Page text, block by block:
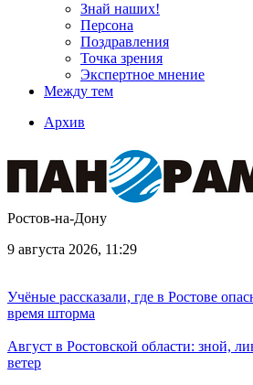
Знай наших!
Персона
Поздравления
Точка зрения
Экспертное мнение
Между тем
Архив
Ростов-на-Дону
9 августа 2026, 11:29
Учёные рассказали, где в Ростове
время шторма
Август в Ростовской области: зной,
ветер